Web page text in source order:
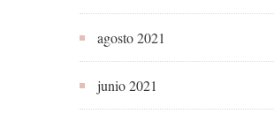
agosto 2021
junio 2021